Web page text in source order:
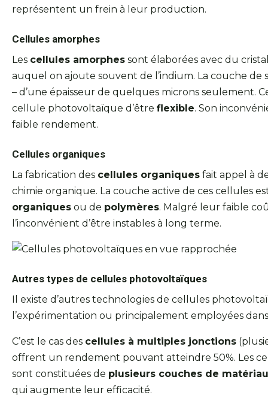
représentent un frein à leur production.
Cellules amorphes
Les cellules amorphes sont élaborées avec du
auquel on ajoute souvent de l’indium. La couche de
– d’une épaisseur de quelques microns seulement.
cellule photovoltaïque d’être flexible. Son
faible rendement.
Cellules organiques
La fabrication des cellules organiques fait appel à
chimie organique. La couche active de ces cellules
organiques ou de polymères. Malgré leur faible
l’inconvénient d’être instables à long terme.
Autres types de cellules photovoltaïques
Il existe d’autres technologies de cellules
l’expérimentation ou principalement employées
C’est le cas des cellules à multiples jonctions
offrent un rendement pouvant atteindre 50%. Les
sont constituées de plusieurs couches de
qui augmente leur efficacité.